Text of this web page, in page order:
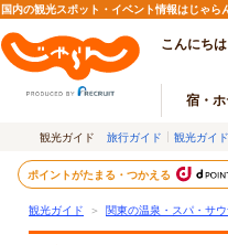
国内の観光スポット・イベント情報はじゃ
こんにち
宿・
観光ガイド 旅行ガイド 観光ガイド
ポイントがたまる・つかえる
観光ガイド ＞ 関東の温泉・スパ・サ